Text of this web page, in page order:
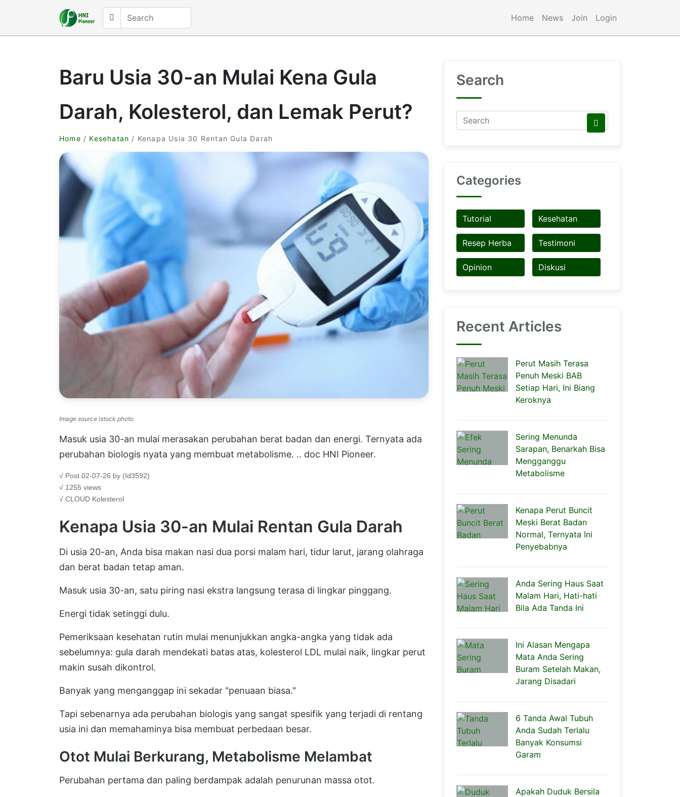
Home News Join Login
Baru Usia 30-an Mulai Kena Gula
Darah, Kolesterol, dan Lemak Perut?
Home / Kesehatan / Kenapa Usia 30 Rentan Gula Darah
Image source istock photo
Masuk usia 30-an mulai merasakan perubahan berat badan dan energi. Ternyata ada
perubahan biologis nyata yang membuat metabolisme. .. doc HNI Pioneer.
√ Post 02-07-26 by (Id3592)
√ 1255 views
√ CLOUD Kolesterol
Kenapa Usia 30-an Mulai Rentan Gula Darah
Di usia 20-an, Anda bisa makan nasi dua porsi malam hari, tidur larut, jarang olahraga
dan berat badan tetap aman.
Masuk usia 30-an, satu piring nasi ekstra langsung terasa di lingkar pinggang.
Energi tidak setinggi dulu.
Pemeriksaan kesehatan rutin mulai menunjukkan angka-angka yang tidak ada
sebelumnya: gula darah mendekati batas atas, kolesterol LDL mulai naik, lingkar perut
makin susah dikontrol.
Banyak yang menganggap ini sekadar "penuaan biasa."
Tapi sebenarnya ada perubahan biologis yang sangat spesifik yang terjadi di rentang
usia ini dan memahaminya bisa membuat perbedaan besar.
Otot Mulai Berkurang, Metabolisme Melambat
Perubahan pertama dan paling berdampak adalah penurunan massa otot.
Search
Categories
Tutorial Kesehatan
Resep Herba Testimoni
Opinion Diskusi
Recent Articles
Perut Masih Terasa
Penuh Meski BAB
Setiap Hari, Ini Biang
Keroknya
Sering Menunda
Sarapan, Benarkah Bisa
Mengganggu
Metabolisme
Kenapa Perut Buncit
Meski Berat Badan
Normal, Ternyata Ini
Penyebabnya
Anda Sering Haus Saat
Malam Hari, Hati-hati
Bila Ada Tanda Ini
Ini Alasan Mengapa
Mata Anda Sering
Buram Setelah Makan,
Jarang Disadari
6 Tanda Awal Tubuh
Anda Sudah Terlalu
Banyak Konsumsi
Garam
Apakah Duduk Bersila